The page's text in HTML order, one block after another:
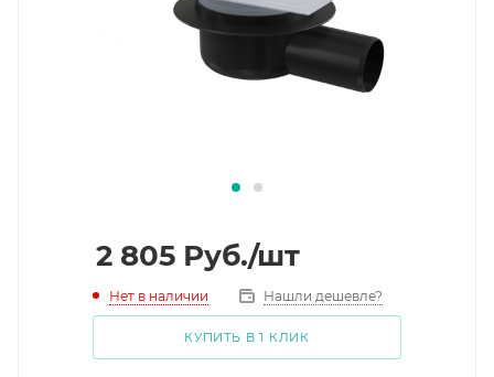
2 805 Руб./шт
Нет в наличии Нашли дешевле?
КУПИТЬ В 1 КЛИК